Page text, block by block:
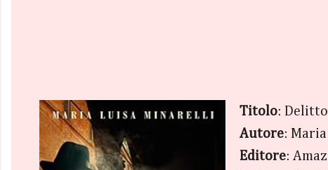
Titolo:
Autore:
Editore: